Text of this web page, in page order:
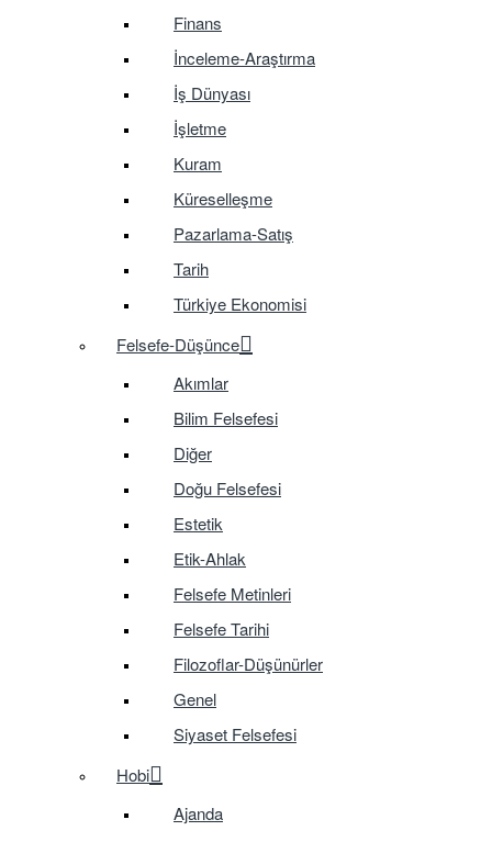
Finans
İnceleme-Araştırma
İş Dünyası
İşletme
Kuram
Küreselleşme
Pazarlama-Satış
Tarih
Türkiye Ekonomisi
Felsefe-Düşünce
Akımlar
Bilim Felsefesi
Diğer
Doğu Felsefesi
Estetik
Etik-Ahlak
Felsefe Metinleri
Felsefe Tarihi
Filozoflar-Düşünürler
Genel
Siyaset Felsefesi
Hobi
Ajanda